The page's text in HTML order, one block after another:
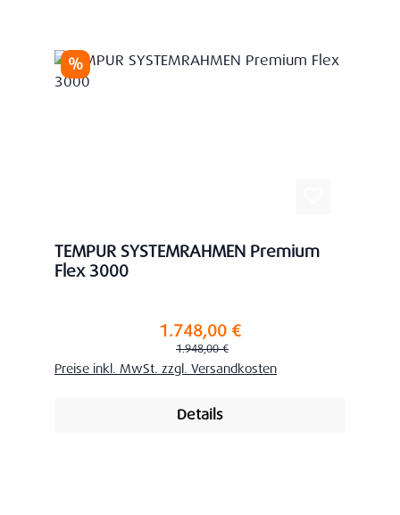
Rabatt
%
TEMPUR SYSTEMRAHMEN Premium
Flex 3000
Verkaufspreis:1.748,00 €
Regulärer Preis:
1.948,00 €
Preise inkl. MwSt. zzgl. Versandkosten
Details